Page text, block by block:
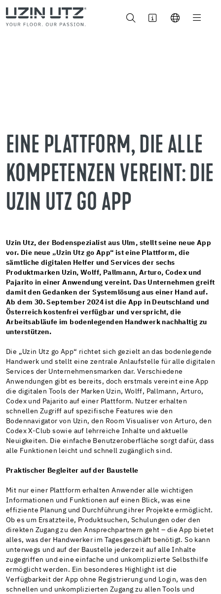
EINE PLATTFORM, DIE ALLE
KOMPETENZEN VEREINT: DIE
UZIN UTZ GO APP
Uzin Utz, der Bodenspezialist aus Ulm, stellt seine neue App
vor. Die neue „Uzin Utz go App“ ist eine Plattform, die
sämtliche digitalen Helfer und Services der sechs
Produktmarken Uzin, Wolff, Pallmann, Arturo, Codex und
Pajarito in einer Anwendung vereint. Das Unternehmen greift
damit den Gedanken der Systemlösung aus einer Hand auf.
Ab dem 30. September 2024 ist die App in Deutschland und
Österreich kostenfrei verfügbar und verspricht, die
Arbeitsabläufe im bodenlegenden Handwerk nachhaltig zu
unterstützen.
Die „Uzin Utz go App“ richtet sich gezielt an das bodenlegende
Handwerk und stellt eine zentrale Anlaufstelle für alle digitalen
Services der Unternehmensmarken dar. Verschiedene
Anwendungen gibt es bereits, doch erstmals vereint eine App
die digitalen Tools der Marken Uzin, Wolff, Pallmann, Arturo,
Codex und Pajarito auf einer Plattform. Nutzer erhalten
schnellen Zugriff auf spezifische Features wie den
Bodennavigator von Uzin, den Room Visualiser von Arturo, den
Codex X-Club sowie auf lehrreiche Inhalte und aktuelle
Neuigkeiten. Die einfache Benutzeroberfläche sorgt dafür, dass
alle Funktionen leicht und schnell zugänglich sind.
Praktischer Begleiter auf der Baustelle
Mit nur einer Plattform erhalten Anwender alle wichtigen
Informationen und Funktionen auf einen Blick, was eine
effiziente Planung und Durchführung ihrer Projekte ermöglicht.
Ob es um Ersatzteile, Produktsuchen, Schulungen oder den
direkten Zugang zu den Ansprechpartnern geht – die App bietet
alles, was der Handwerker im Tagesgeschäft benötigt. So kann
unterwegs und auf der Baustelle jederzeit auf alle Inhalte
zugegriffen und eine einfache und unkomplizierte Selbsthilfe
ermöglicht werden. Ein besonderes Highlight ist die
Verfügbarkeit der App ohne Registrierung und Login, was den
schnellen und unkomplizierten Zugang zu allen Tools und